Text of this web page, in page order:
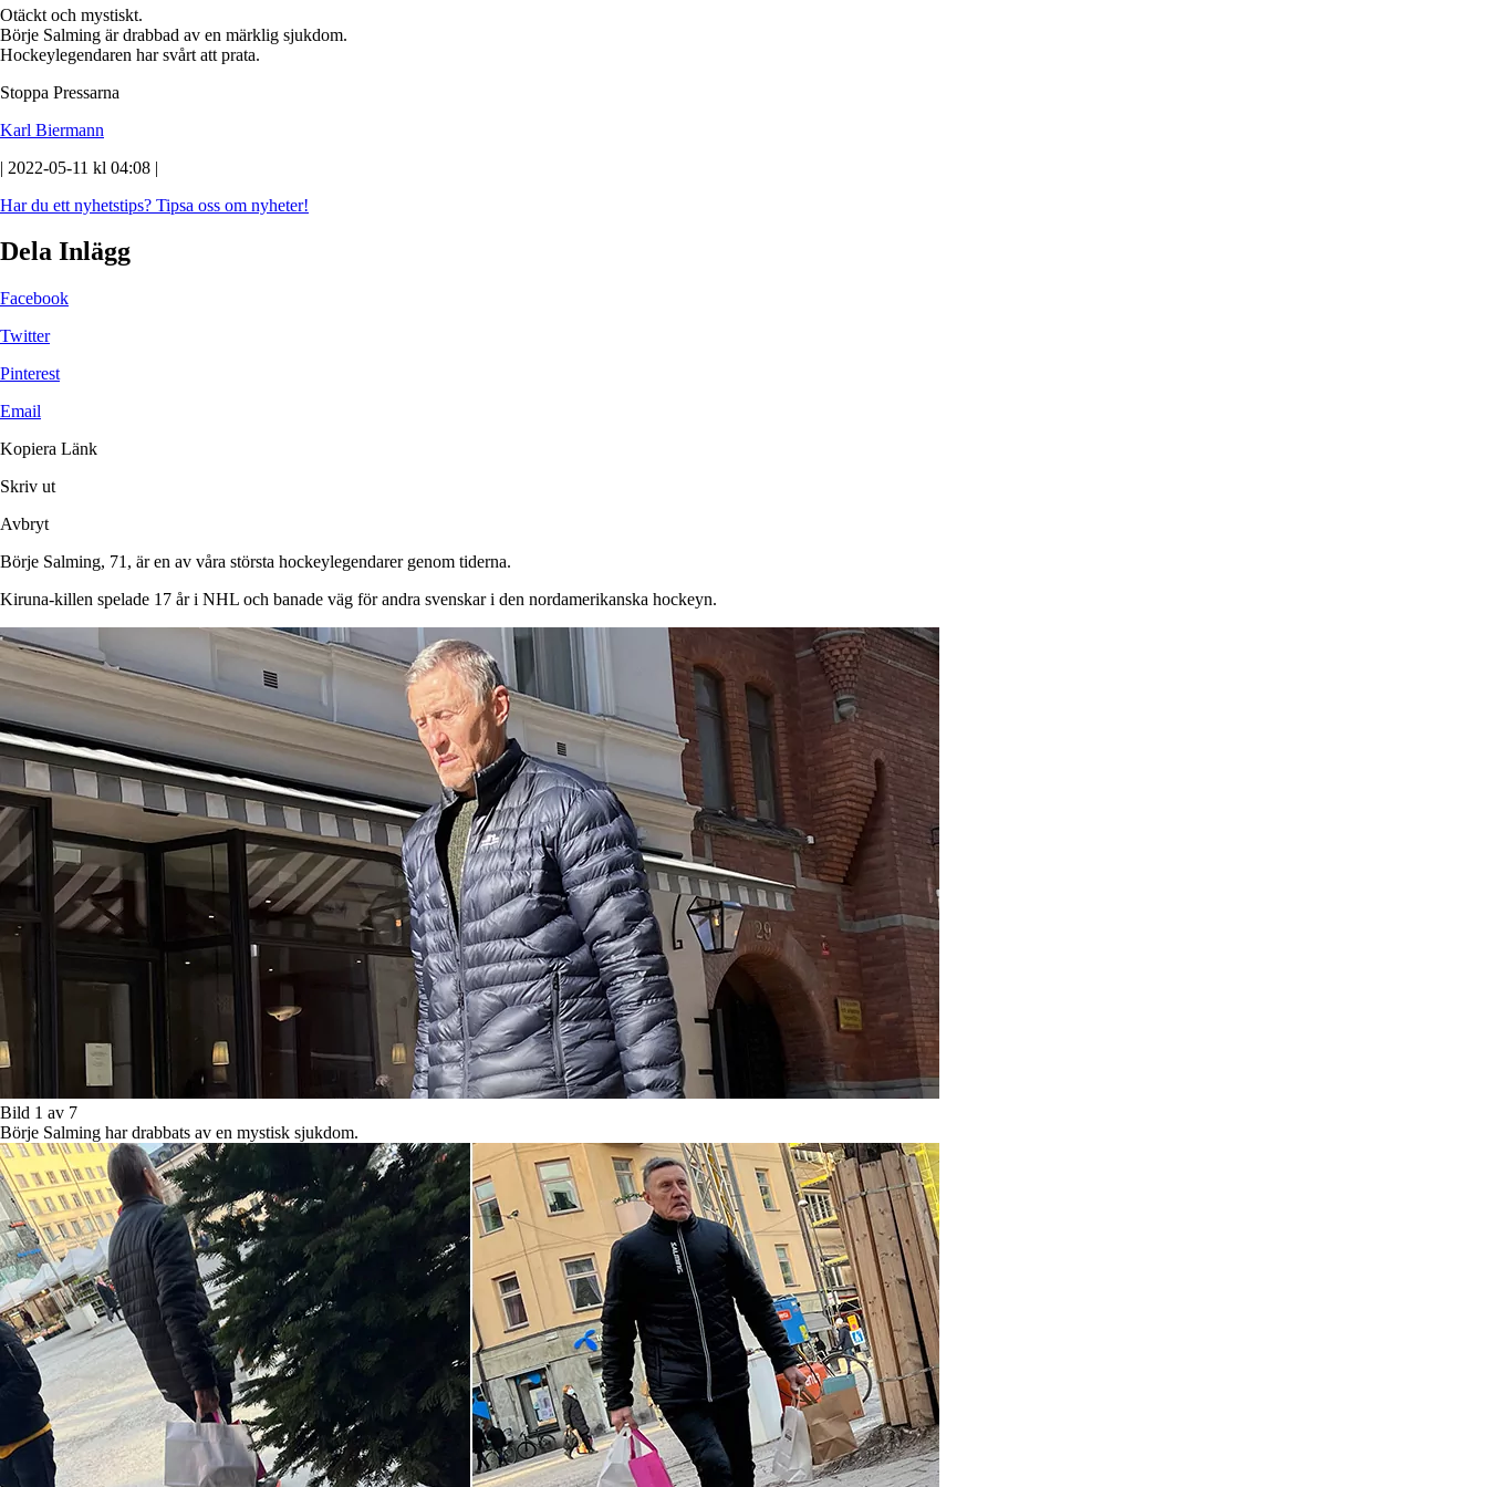
Otäckt och mystiskt.
Börje Salming är drabbad av en märklig sjukdom.
Hockeylegendaren har svårt att prata.
Stoppa Pressarna
Karl Biermann
| 2022-05-11 kl 04:08 |
Har du ett nyhetstips? Tipsa oss om nyheter!
Dela Inlägg
Facebook
Twitter
Pinterest
Email
Kopiera Länk
Skriv ut
Avbryt
Börje Salming, 71, är en av våra största hockeylegendarer genom tiderna.
Kiruna-killen spelade 17 år i NHL och banade väg för andra svenskar i den nordamerikanska hockeyn.
Bild 1 av 7
Börje Salming har drabbats av en mystisk sjukdom.